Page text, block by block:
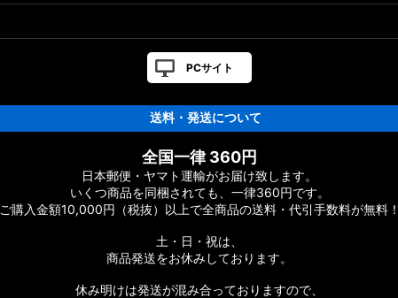
PCサイト
送料・発送について
全国一律 360円
日本郵便・ヤマト運輸がお届け致します。
いくつ商品を同梱されても、一律360円です。
ご購入金額10,000円（税抜）以上で全商品の送料・代引手数料が無料
土・日・祝は、
商品発送をお休みしております。
休み明けは発送が混み合っておりますので、